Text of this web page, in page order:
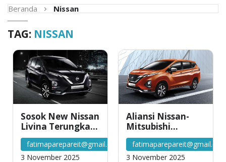
Beranda Nissan
TAG: NISSAN
Sosok New Nissan
Livina Terungkap,
Apa Kata NMI?
fatimaparepareit@gmail.com
3 November 2025
Aliansi Nissan-
Mitsubishi
Luncurkan Livina
Versi Mungil
3 November 2025